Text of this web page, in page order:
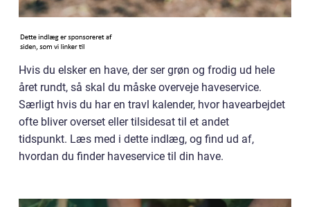
Hvis du elsker en have, der ser grøn og frodig ud hele
året rundt, så skal du måske overveje haveservice.
Særligt hvis du har en travl kalender, hvor havearbejdet
ofte bliver overset eller tilsidesat til et andet
tidspunkt. Læs med i dette indlæg, og find ud af,
hvordan du finder haveservice til din have.